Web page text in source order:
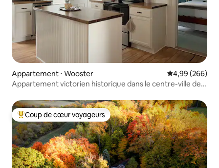
Appartement ⋅ Wooster Évaluation
4,99 (266)
Appartement victorien historique dans le centre-ville de
Coups de cœur voyageurs les plus appréciés
Coup de cœur voyageurs